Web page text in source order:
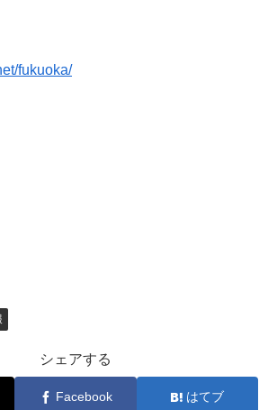
fukuoka/
シェアする
Facebook はてブ